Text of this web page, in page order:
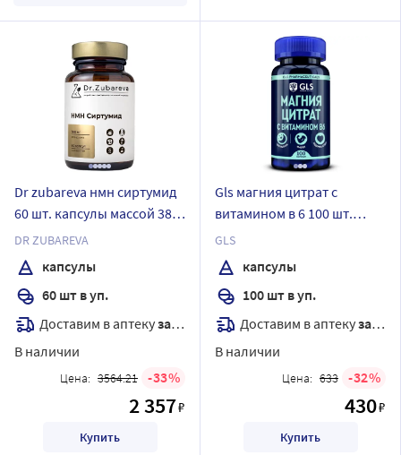
Dr zubareva нмн сиртумид
60 шт. капсулы массой 380
мг
DR ZUBAREVA
капсулы
60 шт в уп.
Доставим в аптекузавтра
В наличии
Цена: 3564.21 33
2 357₽
Купить
Gls магния цитрат с
витамином в 6 100 шт.
капсулы массой 500 мг
GLS
капсулы
100 шт в уп.
Доставим в аптекузавтра
В наличии
Цена: 633 32
430₽
Купить